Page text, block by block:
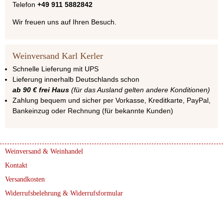
Telefon +49 911 5882842
Wir freuen uns auf Ihren Besuch.
Weinversand Karl Kerler
Schnelle Lieferung mit UPS
Lieferung innerhalb Deutschlands schon
ab 90 € frei Haus (für das Ausland gelten andere Konditionen)
Zahlung bequem und sicher per Vorkasse, Kreditkarte, PayPal,
Bankeinzug oder Rechnung (für bekannte Kunden)
Weinversand & Weinhandel
Kontakt
Versandkosten
Widerrufsbelehrung & Widerrufsformular